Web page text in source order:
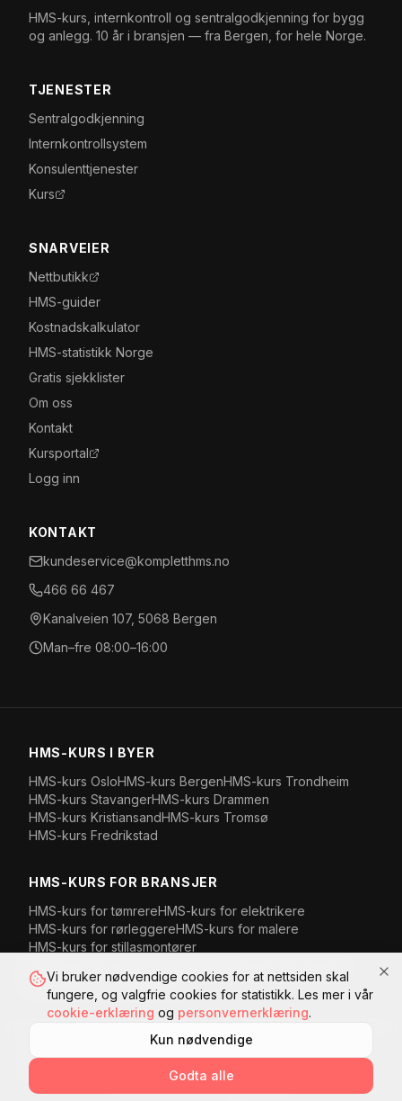
HMS-kurs, internkontroll og sentralgodkjenning for bygg
og anlegg. 10 år i bransjen — fra Bergen, for hele Norge.
TJENESTER
Sentralgodkjenning
Internkontrollsystem
Konsulenttjenester
Kurs
SNARVEIER
Nettbutikk
HMS-guider
Kostnadskalkulator
HMS-statistikk Norge
Gratis sjekklister
Om oss
Kontakt
Kursportal
Logg inn
KONTAKT
kundeservice@kompletthms.no
466 66 467
Kanalveien 107, 5068 Bergen
Man–fre 08:00–16:00
HMS-KURS I BYER
HMS-kurs OsloHMS-kurs BergenHMS-kurs Trondheim
HMS-kurs StavangerHMS-kurs Drammen
HMS-kurs KristiansandHMS-kurs Tromsø
HMS-kurs Fredrikstad
HMS-KURS FOR BRANSJER
HMS-kurs fortømrereHMS-kurs for elektrikere
HMS-kurs for rørleggereHMS-kurs for malere
HMS-kurs for stillasmontører
HMS-kurs forvaktmestere
5068
PersonvernCookiesKjøpsvilkår
Vi bruker nødvendige cookies for at nettsiden skal
fungere, og valgfrie cookies for statistikk. Les mer i vår
cookie-erklæring og personvernerklæring.
Kun nødvendige
Godta alle